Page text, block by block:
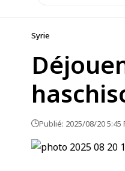
Syrie
Publié: 2025/08/20 5:45